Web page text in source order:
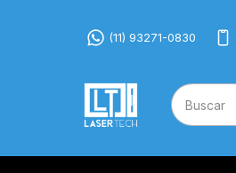
(11) 93271-0830